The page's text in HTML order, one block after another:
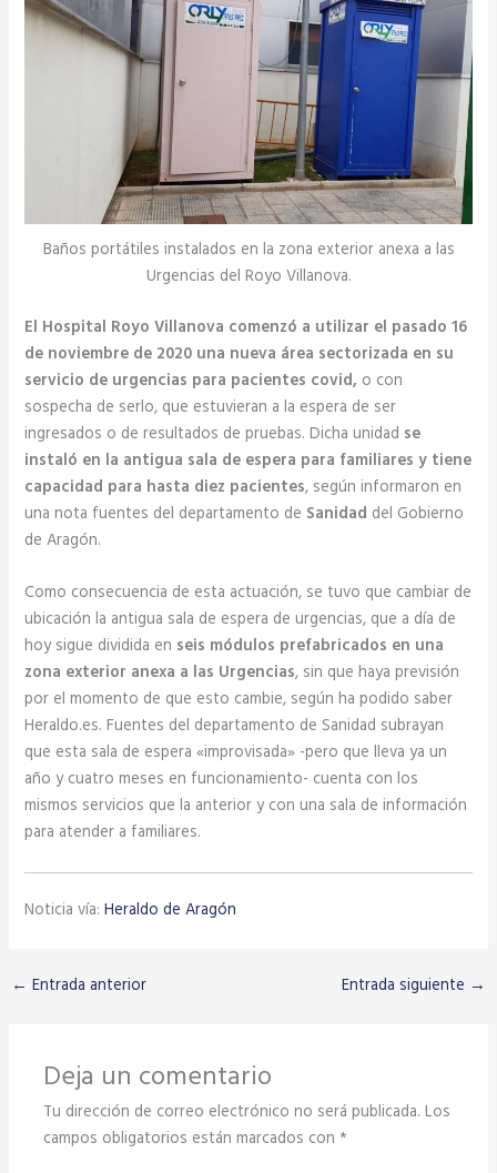
Baños portátiles instalados en la zona exterior anexa a las
Urgencias del Royo Villanova.
El Hospital Royo Villanova comenzó a utilizar el pasado 16
de noviembre de 2020 una nueva área sectorizada en su
servicio de urgencias para pacientes covid, o con
sospecha de serlo, que estuvieran a la espera de ser
ingresados o de resultados de pruebas. Dicha unidad se
instaló en la antigua sala de espera para familiares y tiene
capacidad para hasta diez pacientes, según informaron en
una nota fuentes del departamento de Sanidad del Gobierno
de Aragón.
Como consecuencia de esta actuación, se tuvo que cambiar de
ubicación la antigua sala de espera de urgencias, que a día de
hoy sigue dividida en seis módulos prefabricados en una
zona exterior anexa a las Urgencias, sin que haya previsión
por el momento de que esto cambie, según ha podido saber
Heraldo.es. Fuentes del departamento de Sanidad subrayan
que esta sala de espera «improvisada» -pero que lleva ya un
año y cuatro meses en funcionamiento- cuenta con los
mismos servicios que la anterior y con una sala de información
para atender a familiares.
Noticia vía:Heraldo de Aragón
← Entrada anterior Entrada siguiente →
Deja un comentario
Tu dirección de correo electrónico no será publicada. Los
campos obligatorios están marcados con *